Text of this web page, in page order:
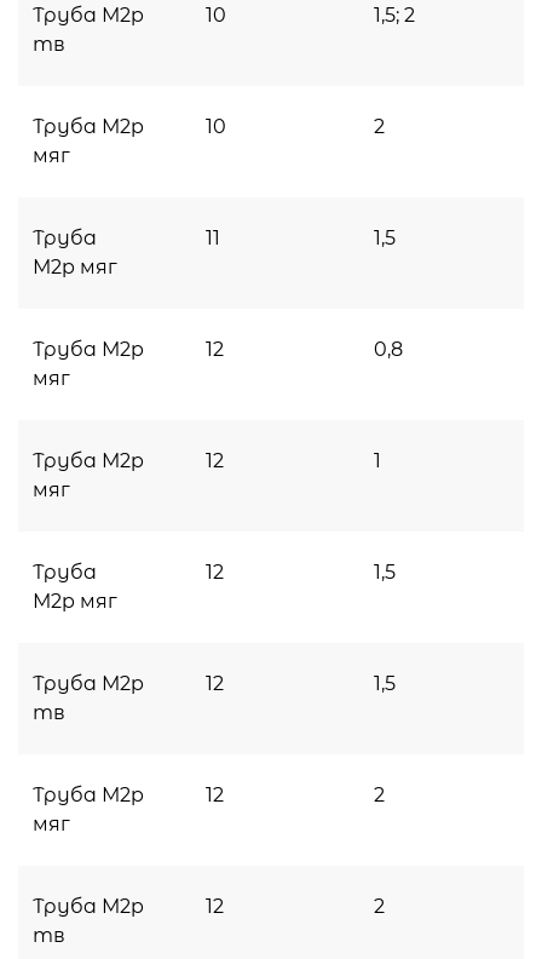
Труба М2p
тв
10 1,5; 2
Труба М2p
мяг
10 2
Труба
М2p мяг
11 1,5
Труба М2p
мяг
12 0,8
Труба М2p
мяг
12 1
Труба
М2p мяг
12 1,5
Труба М2p
тв
12 1,5
Труба М2p
мяг
12 2
Труба М2p
тв
12 2